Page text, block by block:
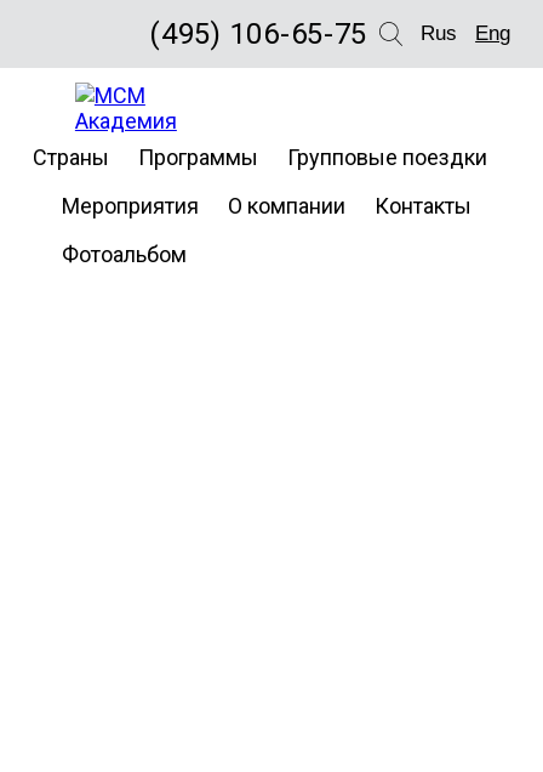
(495) 106-65-75 Rus Eng
Страны Программы
Групповые поездки
Мероприятия
О компании
Контакты
Фотоальбом